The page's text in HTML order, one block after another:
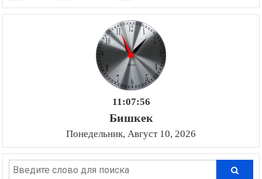
11:07:57
Бишкек
Понедельник, Август 10, 2026